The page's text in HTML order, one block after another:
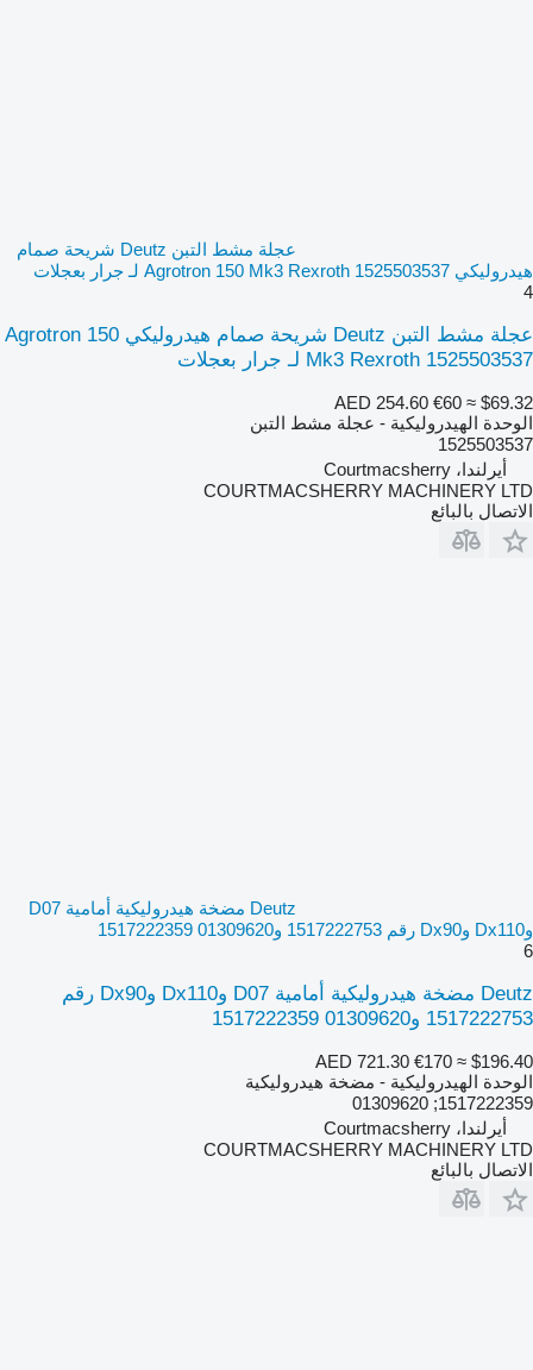
عجلة مشط التبن Deutz شريحة صمام
هيدروليكي Agrotron 150 Mk3 Rexroth 1525503537 لـ جرار بعجلات
4
عجلة مشط التبن Deutz شريحة صمام هيدروليكي Agrotron 150
Mk3 Rexroth 1525503537 لـ جرار بعجلات
AED 254.60 €60 ≈ $69.32
الوحدة الهيدروليكية - عجلة مشط التبن
1525503537
أيرلندا، Courtmacsherry
COURTMACSHERRY MACHINERY LTD
الاتصال بالبائع
Deutz مضخة هيدروليكية أمامية D07
وDx110 وDx90 رقم 1517222753 و01309620 1517222359
6
Deutz مضخة هيدروليكية أمامية D07 وDx110 وDx90 رقم
1517222753 و01309620 1517222359
AED 721.30 €170 ≈ $196.40
الوحدة الهيدروليكية - مضخة هيدروليكية
1517222359; 01309620
أيرلندا، Courtmacsherry
COURTMACSHERRY MACHINERY LTD
الاتصال بالبائع